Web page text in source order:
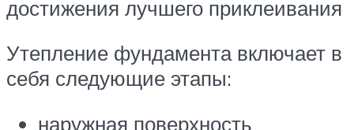
достижения лучшего приклеивания
Утепление фундамента включает в
себя следующие этапы:
наружная поверхность